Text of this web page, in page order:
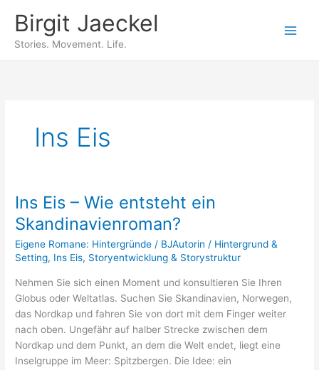
Inhalt
springen
Birgit Jaeckel
Stories. Movement. Life.
Ins Eis
Ins Eis – Wie entsteht ein
Skandinavienroman?
Eigene Romane: Hintergründe / BJAutorin/ Hintergrund &
Setting, Ins Eis, Storyentwicklung & Storystruktur
Nehmen Sie sich einen Moment und konsultieren Sie Ihren
Globus oder Weltatlas. Suchen Sie Skandinavien, Norwegen,
das Nordkap und fahren Sie von dort mit dem Finger weiter
nach oben. Ungefähr auf halber Strecke zwischen dem
Nordkap und dem Punkt, an dem die Welt endet, liegt eine
Inselgruppe im Meer: Spitzbergen. Die Idee: ein
Ins
Eis
–
Wie
entsteht
ein
Skandinavienroman?